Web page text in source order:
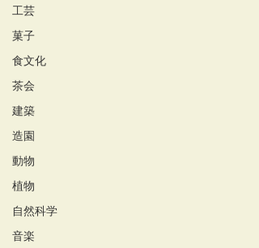
工芸
菓子
食文化
茶会
建築
造園
動物
植物
自然科学
音楽